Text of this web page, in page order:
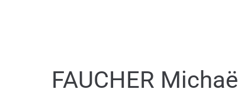
FAUCHER Michaël